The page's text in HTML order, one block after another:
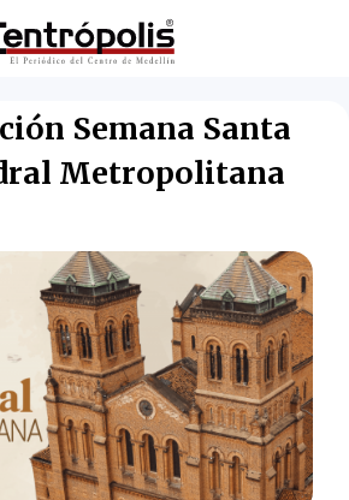
Semana Santa
Metropolitana